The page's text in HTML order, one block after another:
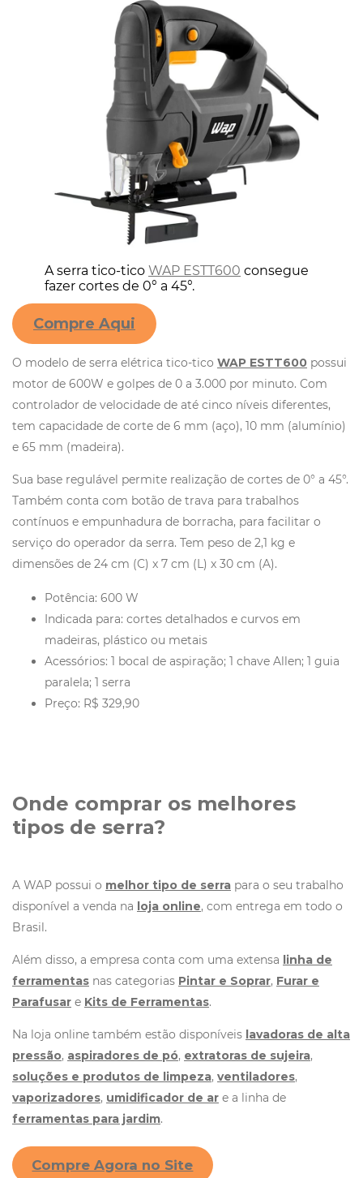
A serra tico-tico WAP ESTT600 consegue
fazer cortes de 0° a 45°.
Compre Aqui
O modelo de serra elétrica tico-tico WAP ESTT600 possui
motor de 600W e golpes de 0 a 3.000 por minuto. Com
controlador de velocidade de até cinco níveis diferentes,
tem capacidade de corte de 6 mm (aço), 10 mm (alumínio)
e 65 mm (madeira).
Sua base regulável permite realização de cortes de 0° a 45°.
Também conta com botão de trava para trabalhos
contínuos e empunhadura de borracha, para facilitar o
serviço do operador da serra. Tem peso de 2,1 kg e
dimensões de 24 cm (C) x 7 cm (L) x 30 cm (A).
Potência: 600 W
Indicada para: cortes detalhados e curvos em
madeiras, plástico ou metais
Acessórios: 1 bocal de aspiração; 1 chave Allen; 1 guia
paralela; 1 serra
Preço: R$ 329,90
Onde comprar os melhores
tipos de serra?
A WAP possui o melhor tipo de serra para o seu trabalho
disponível a venda na loja online, com entrega em todo o
Brasil.
Além disso, a empresa conta com uma extensa linha de
ferramentas nas categorias Pintar e Soprar, Furar e
Parafusar e Kits de Ferramentas.
Na loja online também estão disponíveis lavadoras de alta
pressão, aspiradores de pó, extratoras de sujeira,
soluções e produtos de limpeza, ventiladores,
vaporizadores, umidificador de ar e a linha de
ferramentas para jardim.
Compre Agora no Site